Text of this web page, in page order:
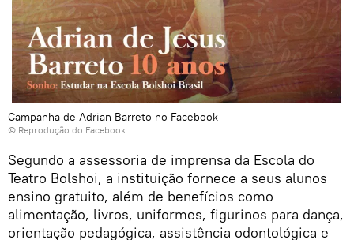
Campanha de Adrian Barreto no Facebook
© Reprodução do Facebook
Segundo a assessoria de imprensa da Escola do
Teatro Bolshoi, a instituição fornece a seus alunos
ensino gratuito, além de benefícios como
alimentação, livros, uniformes, figurinos para dança,
orientação pedagógica, assistência odontológica e